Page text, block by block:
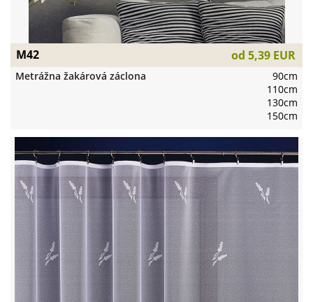
M42 od 5,39 EUR
Metrážna žakárová záclona
90cm
110cm
130cm
150cm